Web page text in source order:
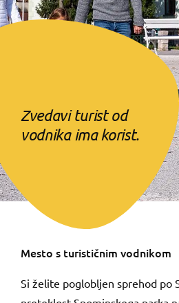
Zvedavi turist od
vodnika ima korist.
Mesto s turističnim vodnikom
Si želite poglobljen sprehod po